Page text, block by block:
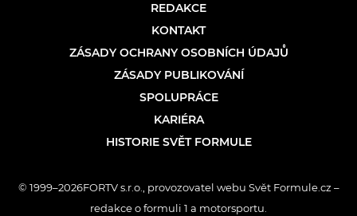
REDAKCE
KONTAKT
ZÁSADY OCHRANY OSOBNÍCH ÚDAJŮ
ZÁSADY PUBLIKOVÁNÍ
SPOLUPRÁCE
KARIÉRA
HISTORIE SVĚT FORMULE
© 1999–2026FORTV s.r.o., provozovatel webu Svět Formule.cz –
redakce o formuli 1 a motorsportu.